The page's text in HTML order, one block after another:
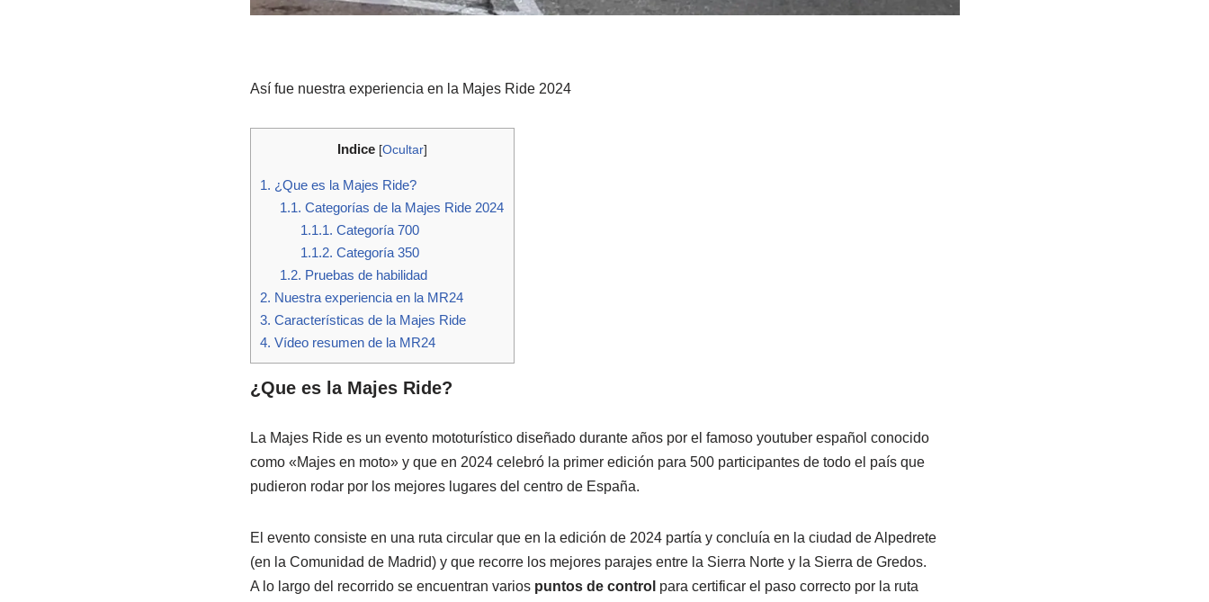
Así fue nuestra experiencia en la Majes Ride 2024
Indice [Ocultar]
1. ¿Que es la Majes Ride?
1.1. Categorías de la Majes Ride 2024
1.1.1. Categoría 700
1.1.2. Categoría 350
1.2. Pruebas de habilidad
2. Nuestra experiencia en la MR24
3. Características de la Majes Ride
4. Vídeo resumen de la MR24
¿Que es la Majes Ride?
La Majes Ride es un evento mototurístico diseñado durante años por el famoso youtuber español conocido
como «Majes en moto» y que en 2024 celebró la primer edición para 500 participantes de todo el país que
pudieron rodar por los mejores lugares del centro de España.
El evento consiste en una ruta circular que en la edición de 2024 partía y concluía en la ciudad de Alpedrete
(en la Comunidad de Madrid) y que recorre los mejores parajes entre la Sierra Norte y la Sierra de Gredos.
A lo largo del recorrido se encuentran varios puntos de control para certificar el paso correcto por la ruta